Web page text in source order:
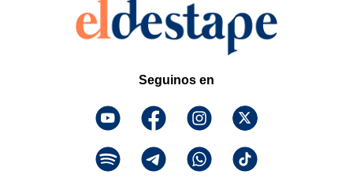
Seguinos en